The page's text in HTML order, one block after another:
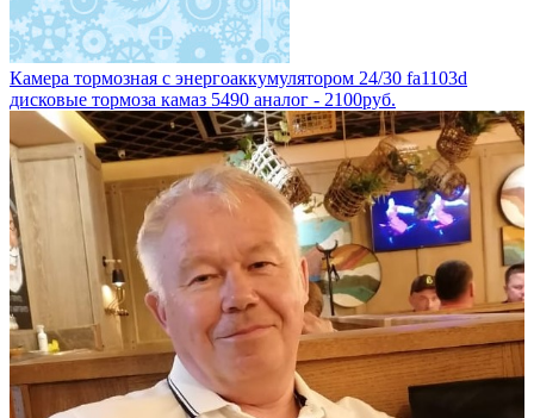
Камера тормозная с энергоаккумулятором 24/30 fa1103d
дисковые тормоза камаз 5490 аналог - 2100руб.